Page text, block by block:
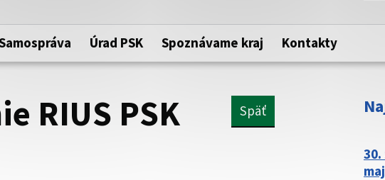
samosprávneho kraja.
zabezpečenú webovú stránku.
https:// pred názvom domény
Úrad PSK Spoznávame kraj Kontakty
RIUS PSK
Späť